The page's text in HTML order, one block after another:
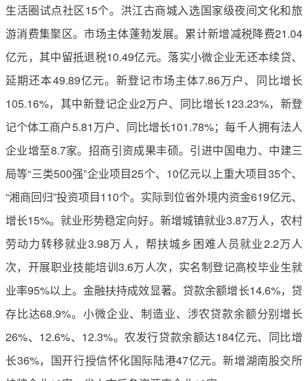
生活圈试点社区15个。洪江古商城入选国家级夜间文化和旅
游消费集聚区。市场主体蓬勃发展。累计新增减税降费21.04
亿元，其中留抵退税10.49亿元。落实小微企业无还本续贷、
延期还本49.89亿元。新登记市场主体7.86万户、同比增长
105.16%，其中新登记企业2万户、同比增长123.23%，新登
记个体工商户5.81万户、同比增长101.78%；每千人拥有法人
企业增至8.7家。招商引资成果丰硕。引进中国电力、中建三
局等“三类500强”企业项目25个、10亿元以上重大项目35个、
“湘商回归”投资项目110个。实际到位省外境内资金619亿元、
增长15%。就业形势稳定向好。新增城镇就业3.87万人，农村
劳动力转移就业3.98万人，帮扶城乡困难人员就业2.2万人
次，开展职业技能培训3.6万人次，实名制登记高校毕业生就
业率95%以上。金融扶持成效显著。贷款余额增长14.6%，贷
存比达68.9%。小微企业、制造业、涉农贷款余额分别增长
26%、12.6%、12.3%。农发行贷款余额达184亿元、同比增
长36%，国开行授信怀化国际陆港47亿元。新增湖南股交所